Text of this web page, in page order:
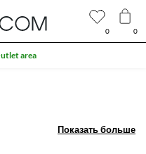
Показать больше
Показать больше
0 0
area